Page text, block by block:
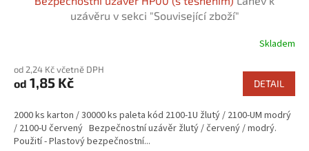
uzávěru v sekci "Související zboží"
Skladem
od 2,24 Kč včetně DPH
od 1,85 Kč DETAIL
2000 ks karton / 30000 ks paleta kód 2100-1U žlutý / 2100-UM modrý
/ 2100-U červený Bezpečnostní uzávěr žlutý / červený / modrý.
Použití - Plastový bezpečnostní...